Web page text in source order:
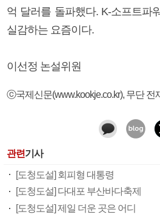
억 달러를 돌파했다. K-소프트파
실감하는 요즘이다.
이선정 논설위원
ⓒ국제신문(www.kookje.co.kr), 무단 전
관련기사
[도청도설] 회피형 대통령
[도청도설] 다대포 부산바다축제
[도청도설] 제일 더운 곳은 어디